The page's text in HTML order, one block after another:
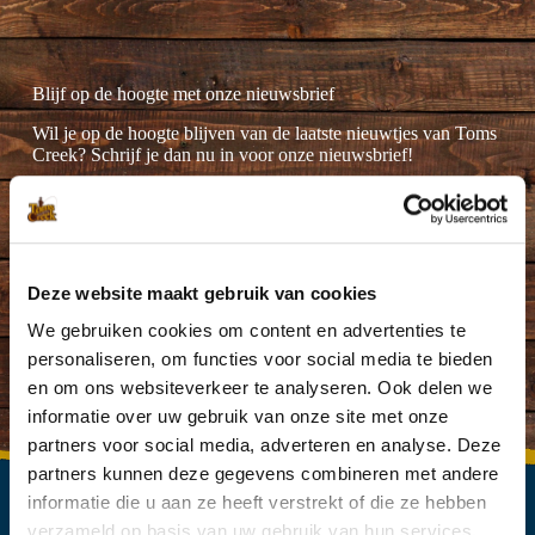
Deze website maakt gebruik van cookies
We gebruiken cookies om content en advertenties te
personaliseren, om functies voor social media te bieden
en om ons websiteverkeer te analyseren. Ook delen we
informatie over uw gebruik van onze site met onze
partners voor social media, adverteren en analyse. Deze
partners kunnen deze gegevens combineren met andere
informatie die u aan ze heeft verstrekt of die ze hebben
Blijf op de hoogte met onze nieuwsbrief
Wil je op de hoogte blijven van de laatste nieuwtjes van Toms
Creek? Schrijf je dan nu in voor onze nieuwsbrief!
Ik ga akkoord met deprivacyverklaring.(Vereist)